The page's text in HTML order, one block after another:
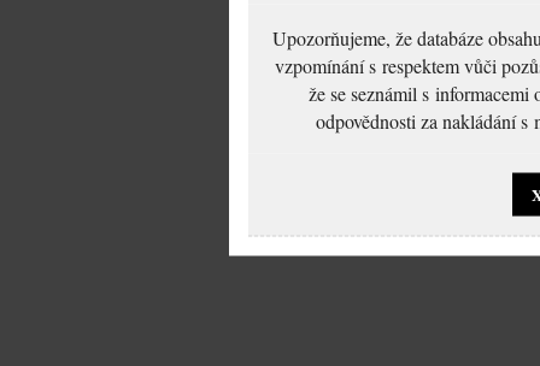
Upozorňujeme, že databáze
vzpomínání s respektem vůči
že se seznámil s
odpovědnosti za nakládání